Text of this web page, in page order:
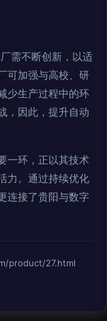
需不断创新，以适
可加强与高校、研
少生产过程中的环
，因此，提升自动
一环，正以其技术
力。通过持续优化
连接了贵阳与数字
product/27.html